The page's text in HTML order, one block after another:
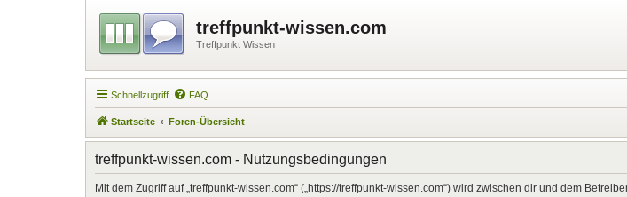
treffpunkt-wissen.com
Treffpunkt Wissen
Schnellzugriff FAQ
Startseite Foren-Übersicht
treffpunkt-wissen.com - Nutzungsbedingungen
Mit dem Zugriff auf „treffpunkt-wissen.com“ („https://treffpunkt-wissen.com“) wird zwischen dir und dem